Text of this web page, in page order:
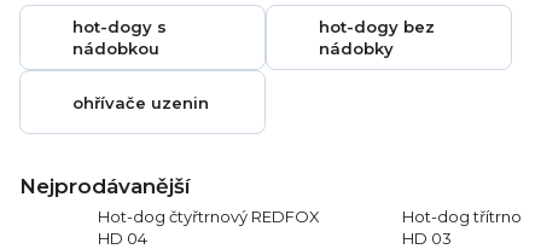
hot-dogy s
nádobkou
hot-dogy bez
nádobky
ohřívače uzenin
Nejprodávanější
Hot-dog čtyřtrnový REDFOX
HD 04
Hot-dog třítrnový
HD 03